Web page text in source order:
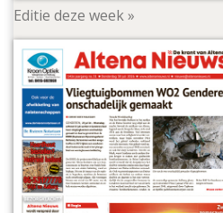
Editie deze week »